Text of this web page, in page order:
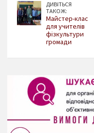
ДИВІТЬСЯ
ТАКОЖ:
Майстер-клас
для учителів
фізкультури
громади